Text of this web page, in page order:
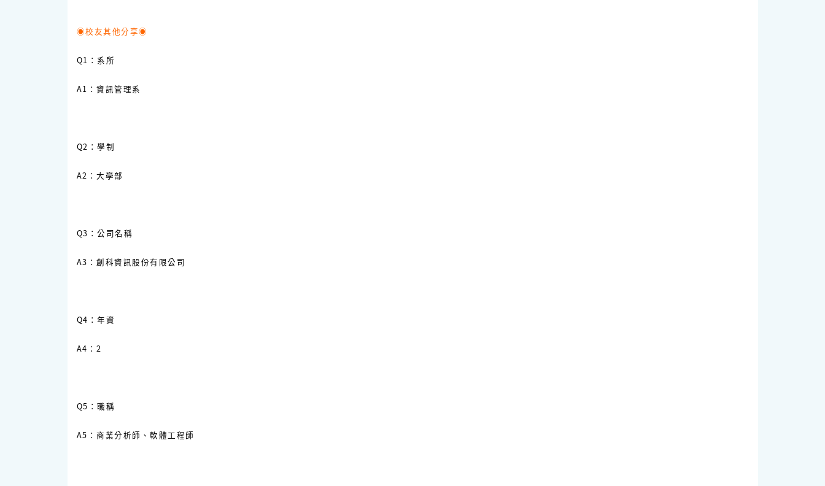
◉校友其他分享◉
Q1：系所
A1：資訊管理系
Q2：學制
A2：大學部
Q3：公司名稱
A3：創科資訊股份有限公司
Q4：年資
A4：2
Q5：職稱
A5：商業分析師、軟體工程師